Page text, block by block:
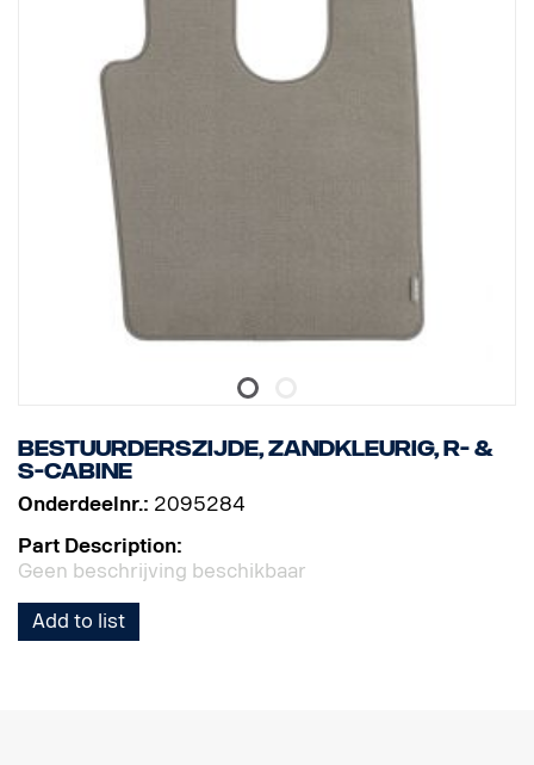
Bestuurderszijde, zandkleurig, R- &
S-cabine
Onderdeelnr.: 2095284
Part Description:
Geen beschrijving beschikbaar
Add to list